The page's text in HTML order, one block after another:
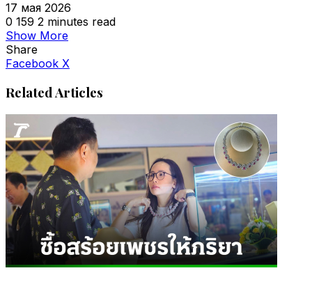
17 мая 2026
0 159 2 minutes read
Show More
Share
Facebook X
Related Articles